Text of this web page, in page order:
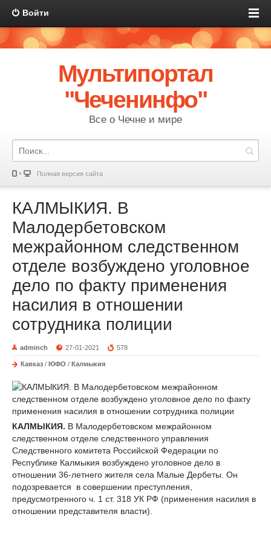
Войти
Мультипортал
"Чеченинфо"
Все о Чечне и мире
Полная версия сайта
КАЛМЫКИЯ. В
Малодербетовском
межрайонном следственном
отделе возбуждено уголовное
дело по факту применения
насилия в отношении
сотрудника полиции
adminch 27-01-2021 578
Кавказ / ЮФО / Калмыкия
КАЛМЫКИЯ. В Малодербетовском межрайонном
следственном отделе следственного управления
Следственного комитета Российской Федерации по
Республике Калмыкия возбуждено уголовное дело в
отношении 36-летнего жителя села Малые Дербеты. Он
подозревается в совершении преступления,
предусмотренного ч. 1 ст. 318 УК РФ (применения насилия в
отношении представителя власти).